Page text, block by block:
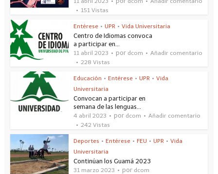
151 Vistas
Entérese • UPR • Vida Universitaria
Centro de Idiomas convoca
a participar en...
11 abril 2023 por dcom
Añadir comentario
228 Vistas
Educación • Entérese • UPR • Vida
Universitaria
Convocan a participar en
semana de las lenguas...
4 abril 2023 por dcom
Añadir comentario
242 Vistas
Deportes • Entérese • FEU • UPR • Vida
Universitaria
Continúan los Guamá 2023
31 marzo 2023 por dcom